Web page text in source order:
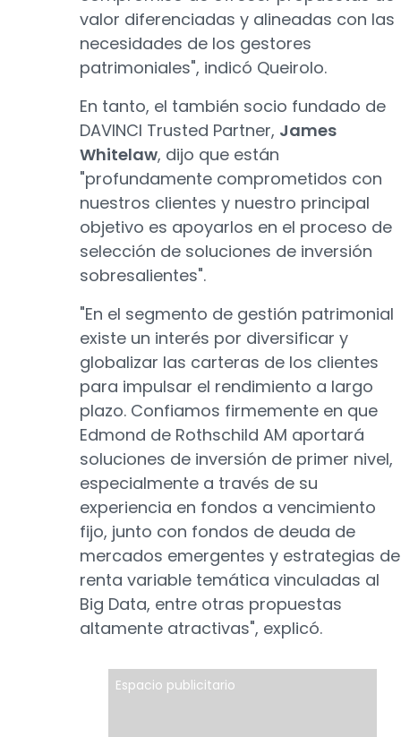
valor diferenciadas y alineadas con las
necesidades de los gestores
patrimoniales", indicó Queirolo.
En tanto, el también socio fundado de
DAVINCI Trusted Partner, James
Whitelaw, dijo que están
"profundamente comprometidos con
nuestros clientes y nuestro principal
objetivo es apoyarlos en el proceso de
selección de soluciones de inversión
sobresalientes".
"En el segmento de gestión patrimonial
existe un interés por diversificar y
globalizar las carteras de los clientes
para impulsar el rendimiento a largo
plazo. Confiamos firmemente en que
Edmond de Rothschild AM aportará
soluciones de inversión de primer nivel,
especialmente a través de su
experiencia en fondos a vencimiento
fijo, junto con fondos de deuda de
mercados emergentes y estrategias de
renta variable temática vinculadas al
Big Data, entre otras propuestas
altamente atractivas", explicó.
Espacio publicitario